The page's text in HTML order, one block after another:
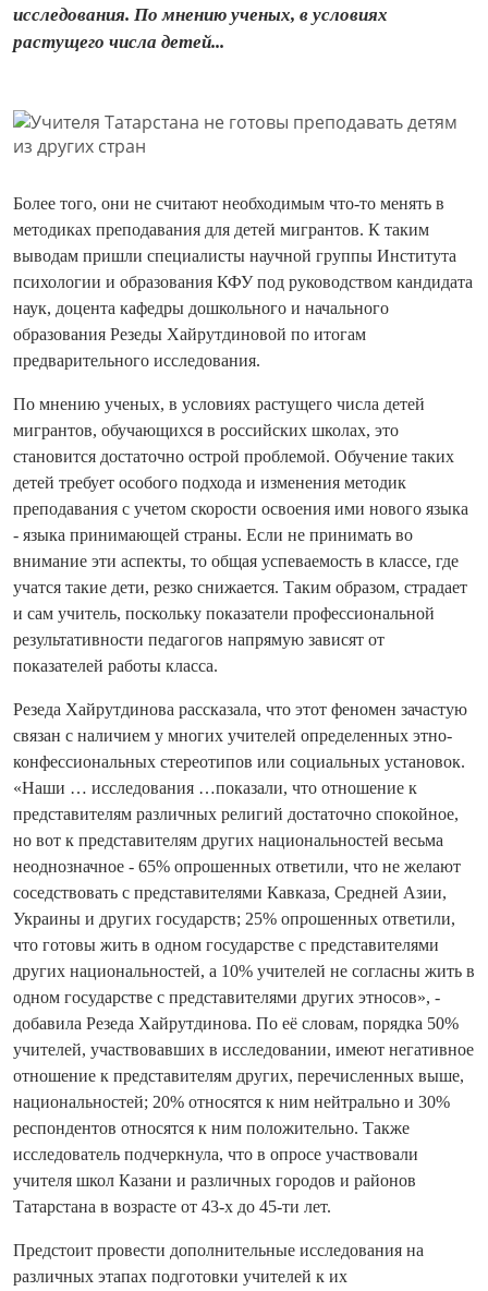
исследования. По мнению ученых, в условиях
растущего числа детей...
Более того, они не считают необходимым что-то менять в
методиках преподавания для детей мигрантов. К таким
выводам пришли специалисты научной группы Института
психологии и образования КФУ под руководством кандидата
наук, доцента кафедры дошкольного и начального
образования Резеды Хайрутдиновой по итогам
предварительного исследования.
По мнению ученых, в условиях растущего числа детей
мигрантов, обучающихся в российских школах, это
становится достаточно острой проблемой. Обучение таких
детей требует особого подхода и изменения методик
преподавания с учетом скорости освоения ими нового языка
- языка принимающей страны. Если не принимать во
внимание эти аспекты, то общая успеваемость в классе, где
учатся такие дети, резко снижается. Таким образом, страдает
и сам учитель, поскольку показатели профессиональной
результативности педагогов напрямую зависят от
показателей работы класса.
Резеда Хайрутдинова рассказала, что этот феномен зачастую
связан с наличием у многих учителей определенных этно-
конфессиональных стереотипов или социальных установок.
«Наши … исследования …показали, что отношение к
представителям различных религий достаточно спокойное,
но вот к представителям других национальностей весьма
неоднозначное - 65% опрошенных ответили, что не желают
соседствовать с представителями Кавказа, Средней Азии,
Украины и других государств; 25% опрошенных ответили,
что готовы жить в одном государстве с представителями
других национальностей, а 10% учителей не согласны жить в
одном государстве с представителями других этносов», -
добавила Резеда Хайрутдинова. По её словам, порядка 50%
учителей, участвовавших в исследовании, имеют негативное
отношение к представителям других, перечисленных выше,
национальностей; 20% относятся к ним нейтрально и 30%
респондентов относятся к ним положительно. Также
исследователь подчеркнула, что в опросе участвовали
учителя школ Казани и различных городов и районов
Татарстана в возрасте от 43-х до 45-ти лет.
Предстоит провести дополнительные исследования на
различных этапах подготовки учителей к их